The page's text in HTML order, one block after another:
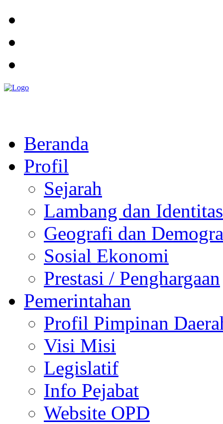
Beranda
Profil
Sejarah
Lambang dan Identitas
Geografi dan
Sosial Ekonomi
Prestasi / Penghargaan
Pemerintahan
Profil Pimpinan
Visi Misi
Legislatif
Info Pejabat
Website OPD